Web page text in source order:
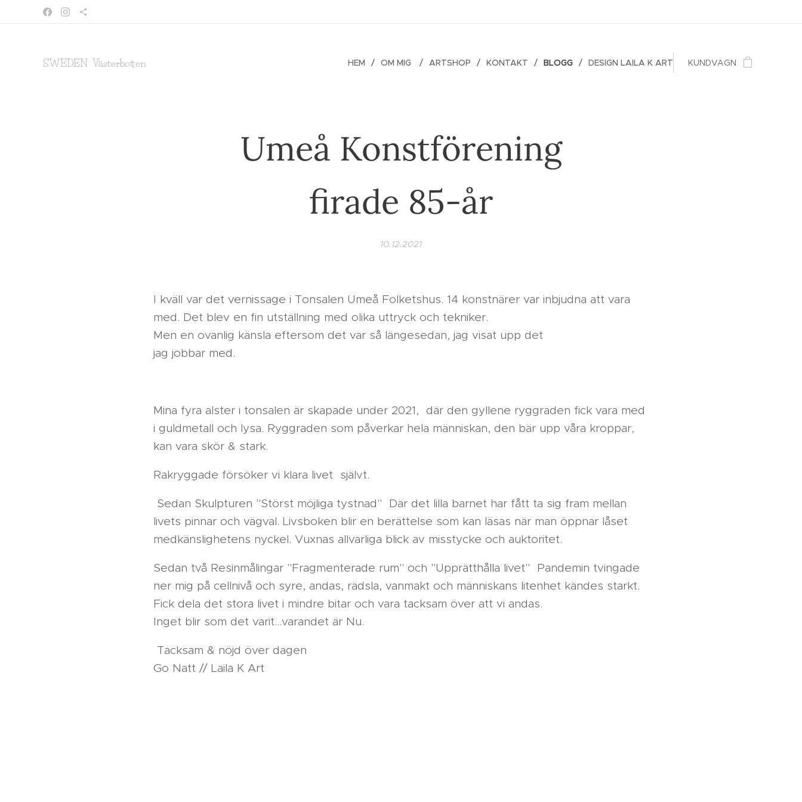
SWEDEN Västerbotten HEM OM MIG ARTSHOP KONTAKT BLOGG DESIGN LAILA K ART KUNDVAGN
Umeå Konstförening
firade 85-år
10.12.2021
I kväll var det vernissage i Tonsalen Umeå Folketshus. 14 konstnärer var inbjudna att vara
med. Det blev en fin utställning med olika uttryck och tekniker.
Men en ovanlig känsla eftersom det var så längesedan, jag visat upp det
jag jobbar med.
Mina fyra alster i tonsalen är skapade under 2021, där den gyllene ryggraden fick vara med
i guldmetall och lysa. Ryggraden som påverkar hela människan, den bär upp våra kroppar,
kan vara skör & stark.
Rakryggade försöker vi klara livet självt.
Sedan Skulpturen "Störst möjliga tystnad" Där det lilla barnet har fått ta sig fram mellan
livets pinnar och vägval. Livsboken blir en berättelse som kan läsas när man öppnar låset
medkänslighetens nyckel. Vuxnas allvarliga blick av misstycke och auktoritet.
Sedan två Resinmålingar "Fragmenterade rum" och "Upprätthålla livet" Pandemin tvingade
ner mig på cellnivå och syre, andas, rädsla, vanmakt och människans litenhet kändes starkt.
Fick dela det stora livet i mindre bitar och vara tacksam över att vi andas.
Inget blir som det varit...varandet är Nu.
Tacksam & nöjd över dagen
Go Natt // Laila K Art